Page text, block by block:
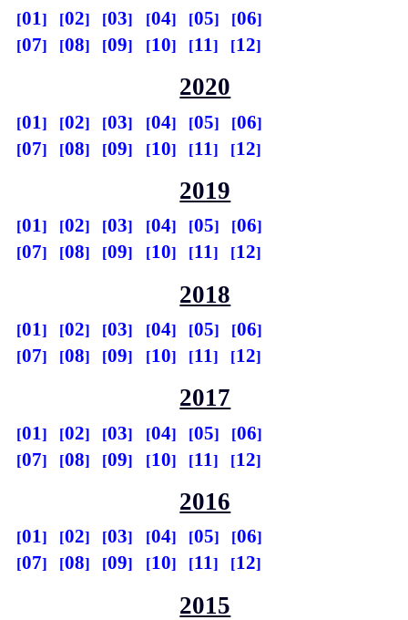
01 02 03 04 05
06
07
08 09 10 11 12
2020
01 02 03 04 05
06
07
08 09 10 11 12
2019
01 02 03 04 05
06
07
08 09 10 11 12
2018
01 02 03 04 05
06
07
08 09 10 11 12
2017
01 02 03 04 05
06
07
08 09 10 11 12
2016
01 02 03 04 05
06
07
08 09 10 11 12
2015